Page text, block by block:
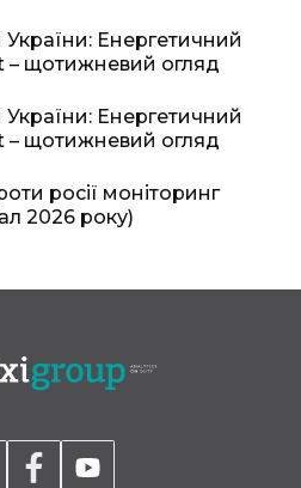
України: Енергетичний
– щотижневий огляд
України: Енергетичний
– щотижневий огляд
росії моніторинг
2026 року)